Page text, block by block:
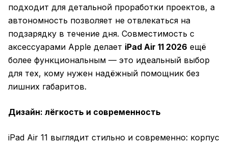
подходит для детальной проработки проектов, а
автономность позволяет не отвлекаться на
подзарядку в течение дня. Совместимость с
аксессуарами Apple делает iPad Air 11 2026 ещё
более функциональным — это идеальный выбор
для тех, кому нужен надёжный помощник без
лишних габаритов.
Дизайн: лёгкость и современность
iPad Air 11 выглядит стильно и современно: корпус